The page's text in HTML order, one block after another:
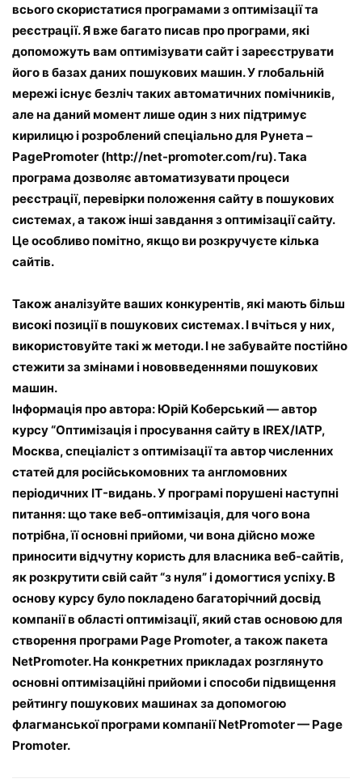
всього скористатися програмами з оптимізації та
реєстрації. Я вже багато писав про програми, які
допоможуть вам оптимізувати сайт і зареєструвати
його в базах даних пошукових машин. У глобальній
мережі існує безліч таких автоматичних помічників,
але на даний момент лише один з них підтримує
кирилицю і розроблений спеціально для Рунета –
PagePromoter (http://net-promoter.com/ru). Така
програма дозволяє автоматизувати процеси
реєстрації, перевірки положення сайту в пошукових
системах, а також інші завдання з оптимізації сайту.
Це особливо помітно, якщо ви розкручуєте кілька
сайтів.
Також аналізуйте ваших конкурентів, які мають більш
високі позиції в пошукових системах. І вчіться у них,
використовуйте такі ж методи. І не забувайте постійно
стежити за змінами і нововведеннями пошукових
машин.
Інформація про автора: Юрій Коберський — автор
курсу “Оптимізація і просування сайту в IREX/IATP,
Москва, спеціаліст з оптимізації та автор численних
статей для російськомовних та англомовних
періодичних IT-видань. У програмі порушені наступні
питання: що таке веб-оптимізація, для чого вона
потрібна, її основні прийоми, чи вона дійсно може
приносити відчутну користь для власника веб-сайтів,
як розкрутити свій сайт “з нуля” і домогтися успіху. В
основу курсу було покладено багаторічний досвід
компанії в області оптимізації, який став основою для
створення програми Page Promoter, а також пакета
NetPromoter. На конкретних прикладах розглянуто
основні оптимізаційні прийоми і способи підвищення
рейтингу пошукових машинах за допомогою
флагманської програми компанії NetPromoter — Page
Promoter.